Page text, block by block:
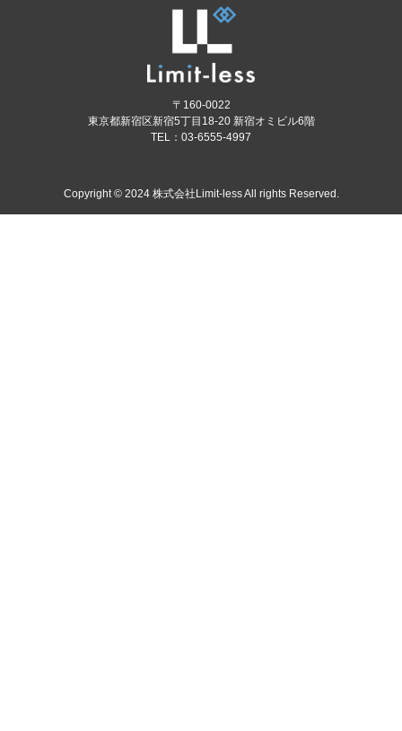
〒160-0022
東京都新宿区新宿5丁目18-20 新宿オミビル6階
TEL：03-6555-4997
Copyright © 2024 株式会社Limit-less All rights Reserved.